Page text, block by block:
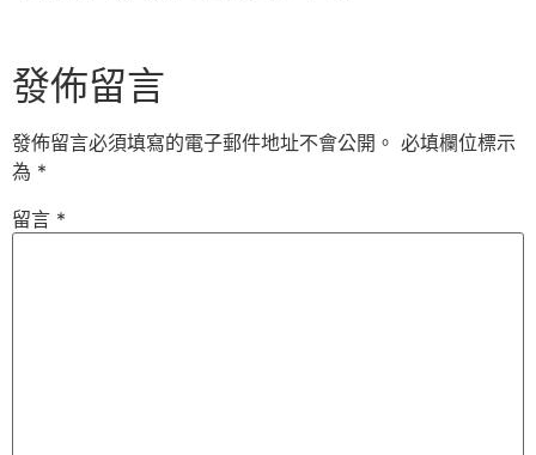
發佈留言
發佈留言必須填寫的電子郵件地址不會公開。 必填欄位標示
為 *
留言 *